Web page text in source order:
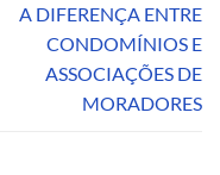
A DIFERENÇA ENTRE
CONDOMÍNIOS E
ASSOCIAÇÕES DE
MORADORES